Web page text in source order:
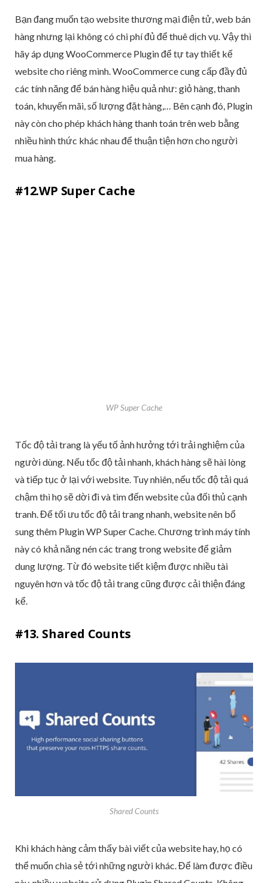
Bạn đang muốn tạo website thương mại điện tử, web bán
hàng nhưng lại không có chi phí đủ để thuê dịch vụ. Vậy thì
hãy áp dụng WooCommerce Plugin để tự tay thiết kế
website cho riêng mình. WooCommerce cung cấp đầy đủ
các tính năng để bán hàng hiệu quả như: giỏ hàng, thanh
toán, khuyến mãi, số lượng đặt hàng,… Bên cạnh đó, Plugin
này còn cho phép khách hàng thanh toán trên web bằng
nhiều hình thức khác nhau để thuận tiện hơn cho người
mua hàng.
#12.WP Super Cache
WP Super Cache
Tốc độ tải trang là yếu tố ảnh hưởng tới trải nghiệm của
người dùng. Nếu tốc độ tải nhanh, khách hàng sẽ hài lòng
và tiếp tục ở lại với website. Tuy nhiên, nếu tốc độ tải quá
chậm thì họ sẽ dời đi và tìm đến website của đối thủ cạnh
tranh. Để tối ưu tốc độ tải trang nhanh, website nên bổ
sung thêm Plugin WP Super Cache. Chương trình máy tính
này có khả năng nén các trang trong website để giảm
dung lượng. Từ đó website tiết kiệm được nhiều tài
nguyên hơn và tốc độ tải trang cũng được cải thiện đáng
kể.
#13. Shared Counts
Shared Counts
Khi khách hàng cảm thấy bài viết của website hay, họ có
thể muốn chia sẻ tới những người khác. Để làm được điều